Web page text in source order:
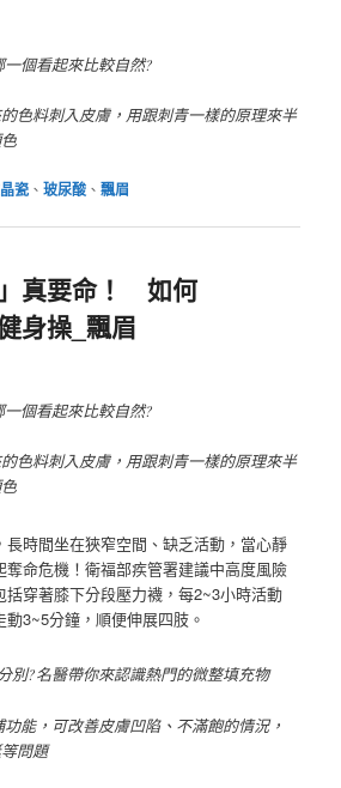
個看起來比較自然?
色料刺入皮膚，用跟刺青一樣的原理來半
瓷 、玻尿酸 、飄眉
」真要命！ 如何
身操_飄眉
個看起來比較自然?
色料刺入皮膚，用跟刺青一樣的原理來半
長時間坐在狹窄空間、缺乏活動，當心靜
命危機！衛福部疾管署建議中高度風險
穿著膝下分段壓力襪，每2~3小時活動
3~5分鐘，順便伸展四肢。
別?名醫帶你來認識熱門的微整填充物
能，可改善皮膚凹陷、不滿飽的情況，
問題